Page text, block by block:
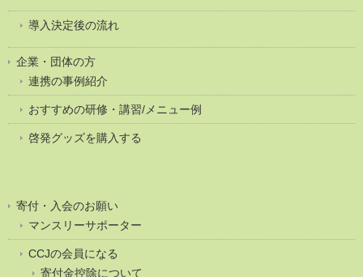
導入決定後の流れ
企業・団体の方
連携の事例紹介
おすすめの研修・講習/メニュー例
啓発グッズを購入する
寄付・入会のお願い
マンスリーサポーター
CCJの会員になる
寄付金控除について